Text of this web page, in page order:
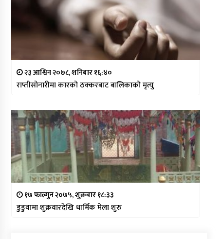
२३ आश्विन २०७८, शनिबार १६:४०
राप्तीसोनारीमा कारको ठक्करबाट बालिकाको मृत्यु
१७ फाल्गुन २०७५, शुक्रबार १८:३३
डुडुवामा शुक्रवारदेखि धार्मिक मेला शुरु